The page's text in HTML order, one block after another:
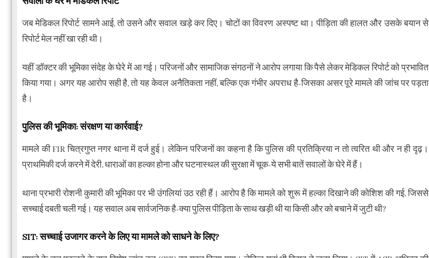
जब मेडिकल रिपोर्ट सामने आई, तो उसने और सवाल खड़े कर दिए। चोटों का विवरण अस्पष्ट था। पीड़िता की हालत और उसके बयान से
रिपोर्ट मेल नहीं खा रही थी।
यहीं डॉक्टर की भूमिका संदेह के घेरे में आ गई। परिजनों और सामाजिक संगठनों ने आरोप लगाया कि पैसे लेकर मेडिकल रिपोर्ट को प्रभावित
किया गया। अगर यह आरोप सही है, तो यह केवल अनैतिकता नहीं, बल्कि एक गंभीर अपराध है-जिसका असर पूरे मामले की जांच पर पड़ता
है।
पुलिस की भूमिका: संरक्षण या कार्रवाई?
मामले की FIR चित्रगुप्त नगर थाना में दर्ज हुई। लेकिन परिजनों का कहना है कि पुलिस की प्रतिक्रिया न तो त्वरित थी और न ही दृढ़।
प्राथमिकी दर्ज करने में देरी, धाराओं का हल्का होना और घटनास्थल की सुरक्षा में चूक-ये सभी बातें सवालों के घेरे में हैं।
थाना प्रभारी रोशनी कुमारी की भूमिका पर भी उंगलियां उठ रही हैं। आरोप है कि मामले को शुरू में हल्का दिखाने की कोशिश की गई, जिससे
सच्चाई दबती चली गई। यह सवाल अब सार्वजनिक है-क्या पुलिस पीड़िता के साथ खड़ी थी या किसी और को बचाने में जुटी थी?
SIT: सच्चाई उजागर करने के लिए या मामले को साधने के लिए?